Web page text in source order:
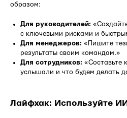
образом:
Для руководителей:
с ключевыми рисками и
Для менеджеров: «Пишите
результаты своим командам.»
Для сотрудников: «Составьте
услышали и что будем делать
Лайфхак: Используйте